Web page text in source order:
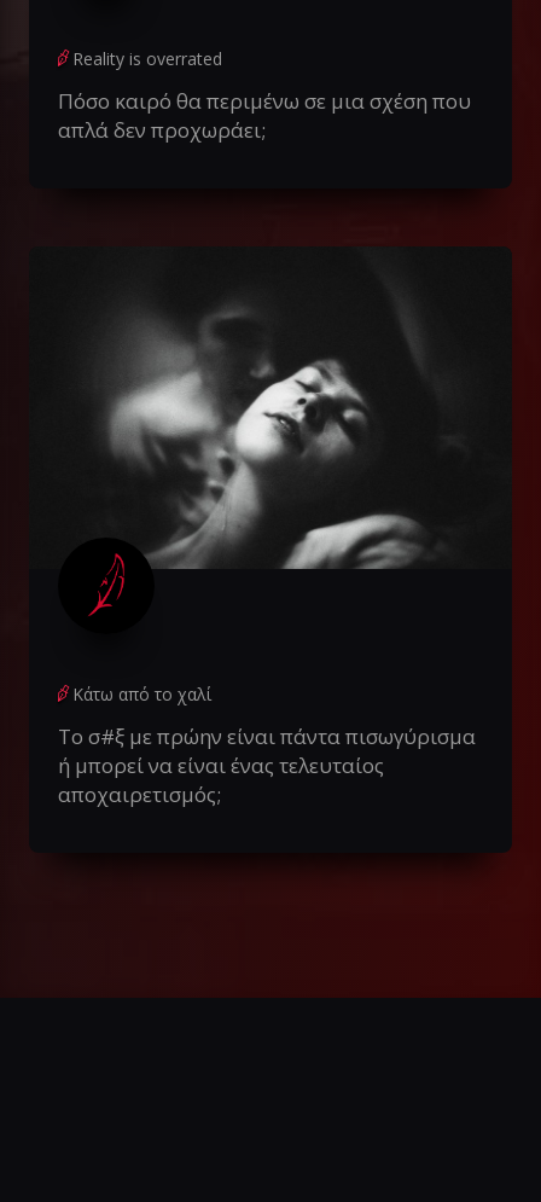
Reality is overrated
Πόσο καιρό θα περιμένω σε μια σχέση που
απλά δεν προχωράει;
Κάτω από το χαλί
Το σ#ξ με πρώην είναι πάντα πισωγύρισμα
ή μπορεί να είναι ένας τελευταίος
αποχαιρετισμός;